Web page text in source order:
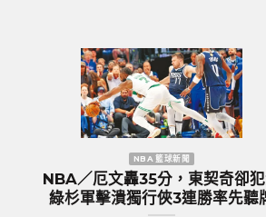
NBA 籃球新聞
NBA／KP復出組塞爾提克完全體 綠
杉軍捍衛主場18分差大勝率先開胡